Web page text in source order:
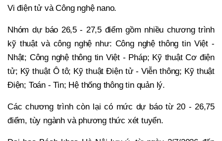
Vi điện tử và Công nghệ nano.
Nhóm dự báo 26,5 - 27,5 điểm gồm nhiều chương trình
kỹ thuật và công nghệ như: Công nghệ thông tin Việt -
Nhật; Công nghệ thông tin Việt - Pháp; Kỹ thuật Cơ điện
tử; Kỹ thuật Ô tô; Kỹ thuật Điện tử - Viễn thông; Kỹ thuật
Điện; Toán - Tin; Hệ thống thông tin quản lý.
Các chương trình còn lại có mức dự báo từ 20 - 26,75
điểm, tùy ngành và phương thức xét tuyển.